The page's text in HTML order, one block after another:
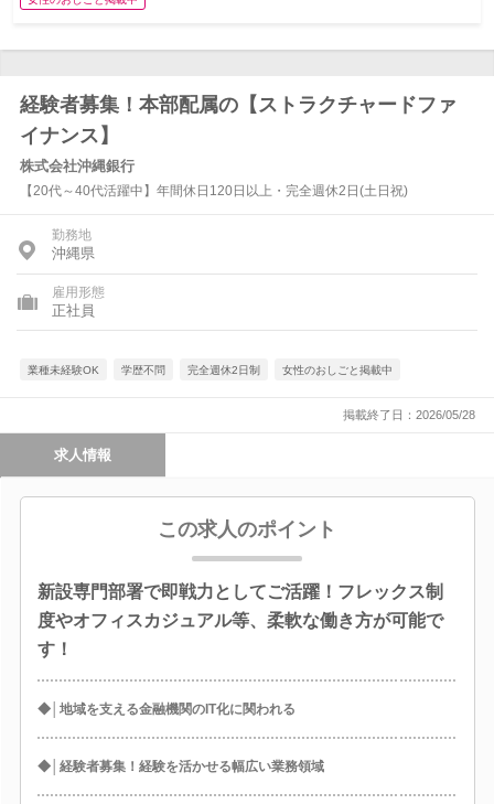
経験者募集！本部配属の【ストラクチャードファ
イナンス】
株式会社沖縄銀行
【20代～40代活躍中】年間休日120日以上・完全週休2日(土日祝)
勤務地
沖縄県
雇用形態
正社員
業種未経験OK 学歴不問 完全週休2日制 女性のおしごと掲載中
掲載終了日：2026/05/28
求人情報
この求人のポイント
新設専門部署で即戦力としてご活躍！フレックス制
度やオフィスカジュアル等、柔軟な働き方が可能で
す！
◆│地域を支える金融機関のIT化に関われる
◆│経験者募集！経験を活かせる幅広い業務領域